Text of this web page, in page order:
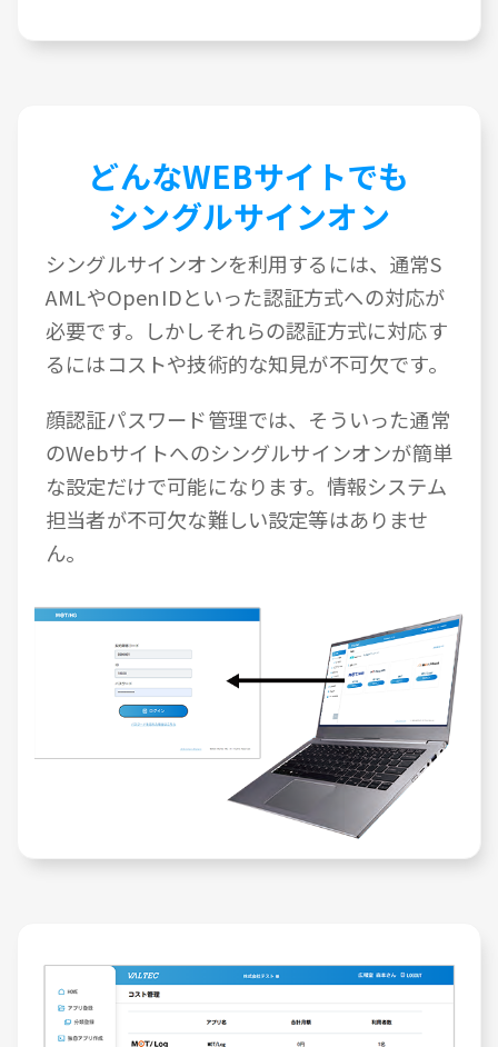
どんなWEBサイトでも
シングルサインオン
シングルサインオンを利用するには、通常S
AMLやOpenIDといった認証方式への対応が
必要です。しかしそれらの認証方式に対応す
るにはコストや技術的な知見が不可欠です。
顔認証パスワード管理では、そういった通常
のWebサイトへのシングルサインオンが簡単
な設定だけで可能になります。情報システム
担当者が不可欠な難しい設定等はありませ
ん。